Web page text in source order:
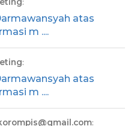
atas
m ....
:
atas
m ....
: